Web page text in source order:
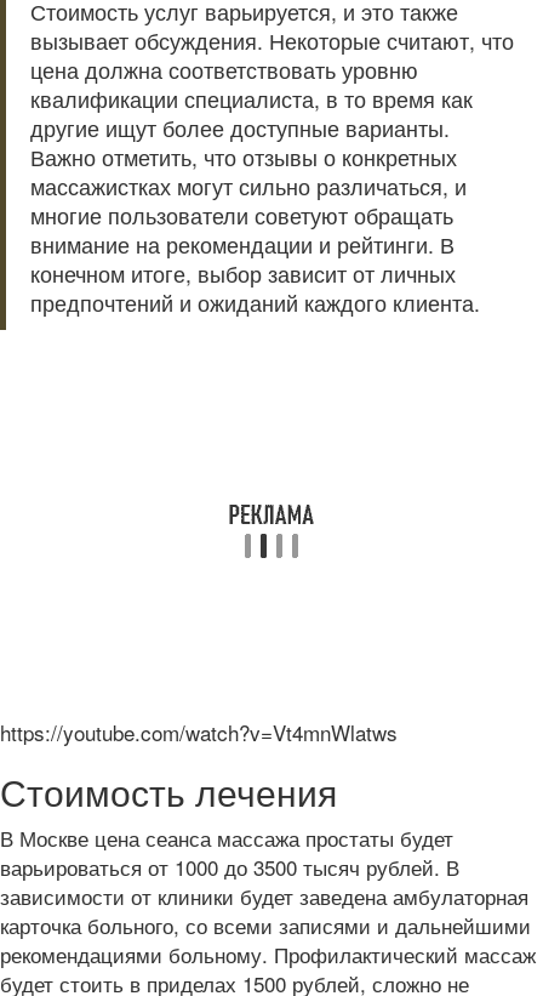
Стоимость услуг варьируется, и это также
вызывает обсуждения. Некоторые считают, что
цена должна соответствовать уровню
квалификации специалиста, в то время как
другие ищут более доступные варианты.
Важно отметить, что отзывы о конкретных
массажистках могут сильно различаться, и
многие пользователи советуют обращать
внимание на рекомендации и рейтинги. В
конечном итоге, выбор зависит от личных
предпочтений и ожиданий каждого клиента.
https://youtube.com/watch?v=Vt4mnWlatws
Стоимость лечения
В Москве цена сеанса массажа простаты будет
варьироваться от 1000 до 3500 тысяч рублей. В
зависимости от клиники будет заведена амбулаторная
карточка больного, со всеми записями и дальнейшими
рекомендациями больному. Профилактический массаж
будет стоить в приделах 1500 рублей, сложно не